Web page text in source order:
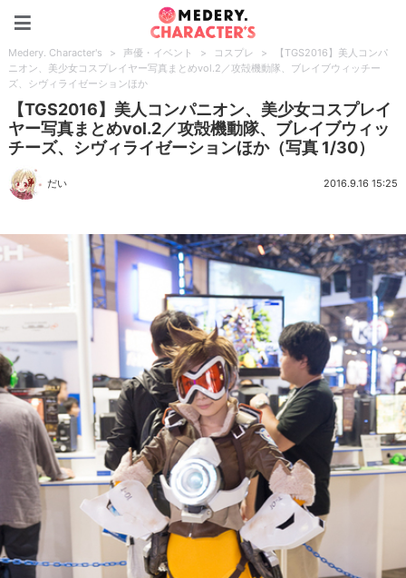
Medery. Character's > 声優・イベント > コスプレ >
【TGS2016】美人コンパ
ニオン、美少女コスプレイヤー写真まとめvol.2／攻殻機動隊、ブレイブウィッチー
ズ、シヴィライゼーションほか
【TGS2016】美人コンパニオン、美少女コスプレイ
ヤー写真まとめvol.2／攻殻機動隊、ブレイブウィッ
チーズ、シヴィライゼーションほか（写真 1/30）
だい 2016.9.16 15:25